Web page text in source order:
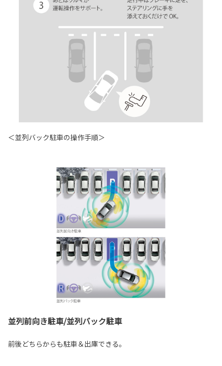
＜並列バック駐車の操作手順＞
並列前向き駐車/並列バック駐車
前後どちらからも駐車＆出庫できる。